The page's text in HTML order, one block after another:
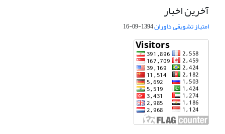
آخرین اخبار
امتیاز تشویقی داوران1394-09-16